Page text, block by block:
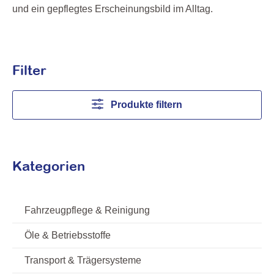
und ein gepflegtes Erscheinungsbild im Alltag.
Filter
Produkte filtern
Kategorien
Fahrzeugpflege & Reinigung
Öle & Betriebsstoffe
Transport & Trägersysteme